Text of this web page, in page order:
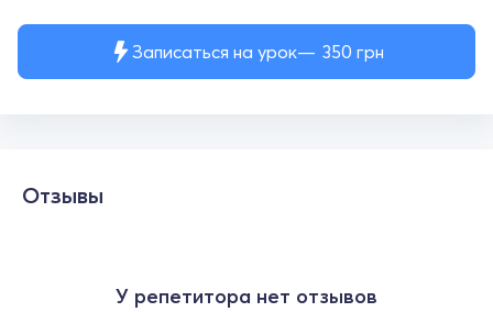
Записаться на урок 350 грн
Отзывы
У репетитора нет отзывов